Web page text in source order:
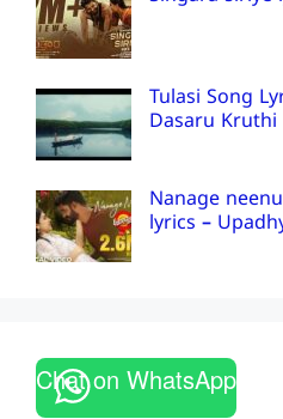
Tulasi Song
Dasaru Kruthi
Nanage
lyrics –
Chat on WhatsApp